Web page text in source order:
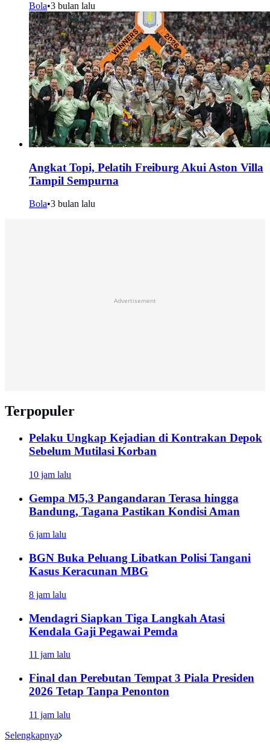
Bola•3 bulan lalu
Angkat Topi, Pelatih Freiburg Akui Aston Villa
Tampil Sempurna
Bola•3 bulan lalu
Advertisement
Terpopuler
Pelaku Ungkap Kejadian di Kontrakan Depok
Sebelum Mutilasi Korban
10 jam lalu
Gempa M5,3 Pangandaran Terasa hingga
Bandung, Tagana Pastikan Kondisi Aman
6 jam lalu
BGN Buka Peluang Libatkan Polisi Tangani
Kasus Keracunan MBG
8 jam lalu
Mendagri Siapkan Tiga Langkah Atasi
Kendala Gaji Pegawai Pemda
11 jam lalu
Final dan Perebutan Tempat 3 Piala Presiden
2026 Tetap Tanpa Penonton
11 jam lalu
Selengkapnya